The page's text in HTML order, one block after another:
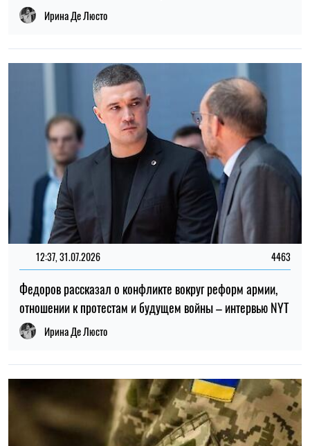
12:37, 31.07.2026
Федоров рассказал о конфликте вокруг реформ армии,
отношении к протестам и будущем войны – интервью NYT
Ирина Де Люсто
ТОП
19:30, 27.07.2026
Мужчин после 60 лет могут взять в ВСУ: кто может
попасть в армию
Николай Потика